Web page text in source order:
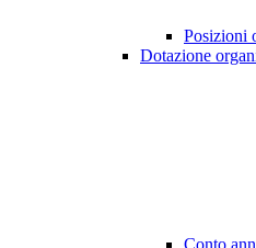
Posizioni
Dotazione